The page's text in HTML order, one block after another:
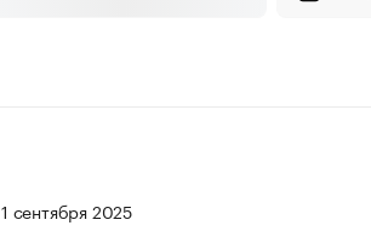
1 сентября 2025